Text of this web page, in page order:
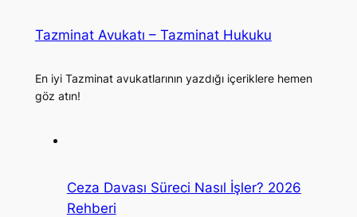
Tazminat Avukatı – Tazminat Hukuku
En iyi Tazminat avukatlarının yazdığı içeriklere hemen
göz atın!
Ceza Davası Süreci Nasıl İşler? 2026
Rehberi